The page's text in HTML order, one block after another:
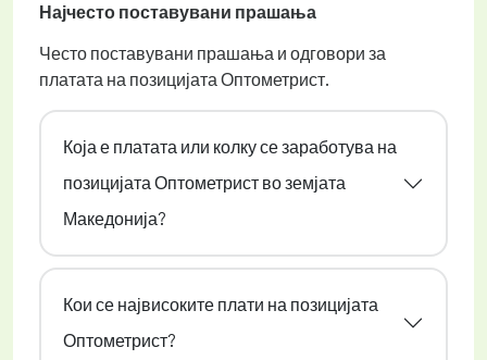
Најчесто поставувани прашања
Често поставувани прашања и одговори за
платата на позицијата Оптометрист.
Која е платата или колку се заработува на
позицијата Оптометрист во земјата
Македонија?
Кои се највисоките плати на позицијата
Оптометрист?